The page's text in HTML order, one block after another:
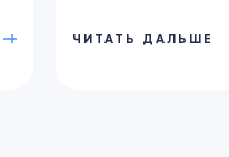
ЧИТАТЬ ДАЛЬШЕ